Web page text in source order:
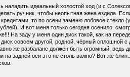
наладить идеальный холостой ход (и с
ручник, чтобы неопытная жена ездила.
то по осени заменю лобовое стекло
И вот меня только сегодня осенило,
На заду у меня один диск такой, как на
диск совсем другой, родной, чёрный сплошной
же разбаланс должен быть огромный, ведь
на задней оси это не столь важно? Вот же